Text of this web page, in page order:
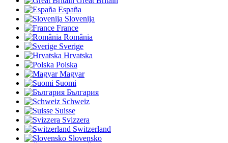
España
Slovenija
France
România
Sverige
Hrvatska
Polska
Magyar
Suomi
България
Schweiz
Suisse
Svizzera
Switzerland
Slovensko